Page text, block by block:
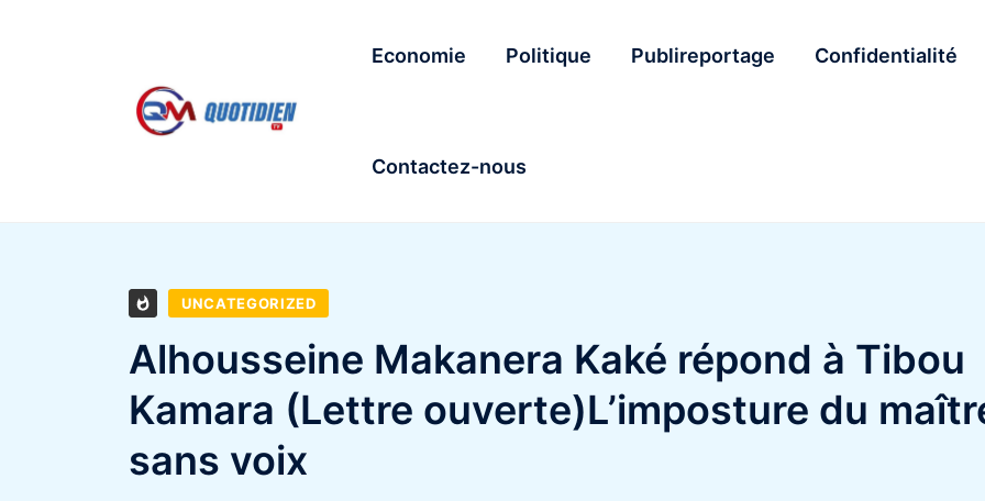
Economie Politique Publireportage Confidentialité
Contactez-nous
UNCATEGORIZED
Alhousseine Makanera Kaké répond à Tibou
Kamara (Lettre ouverte)L’imposture du
sans voix